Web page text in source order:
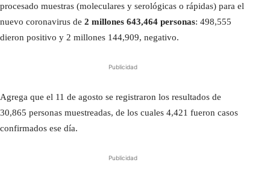
procesado muestras (moleculares y serológicas o rápidas) para el
nuevo coronavirus de 2 millones 643,464 personas: 498,555
dieron positivo y 2 millones 144,909, negativo.
Publicidad
Agrega que el 11 de agosto se registraron los resultados de
30,865 personas muestreadas, de los cuales 4,421 fueron casos
confirmados ese día.
Publicidad